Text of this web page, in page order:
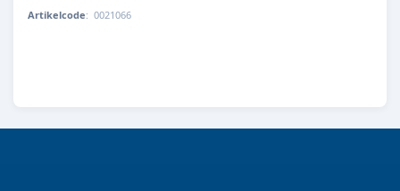
Artikelcode: 0021066